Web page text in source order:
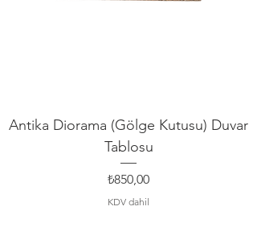
Antika Diorama (Gölge Kutusu) Duvar
Tablosu
Fiyat
₺850,00
KDV dahil